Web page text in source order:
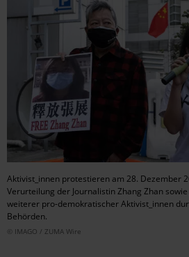
Aktivist_innen protestieren am 28. Dezember
Verurteilung der Journalistin Zhang Zhan
weiterer pro-demokratischer Aktivist_innen
Behörden.
© IMAGO / ZUMA Wire